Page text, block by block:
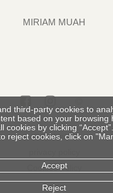
MIRIAM MUAH
legal info
Cookies policy
third-party cookies to
based on your browsing
cookies by clicking
reject cookies, click on
Accept
Reject